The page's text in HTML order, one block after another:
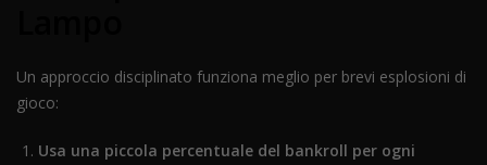
Un approccio disciplinato funziona meglio per brevi esplosioni di
gioco:
Usa una piccola percentuale del bankroll per ogni